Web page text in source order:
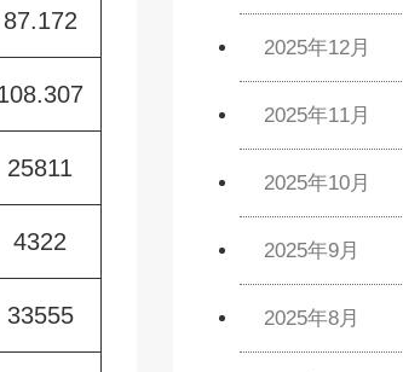
87.172
25811
4322
33555
2025年12月
2025年11月
2025年10月
2025年9月
2025年8月